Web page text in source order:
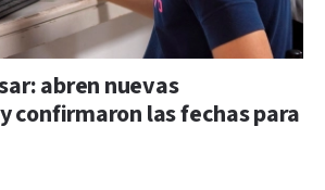
abren nuevas
confirmaron las fechas para